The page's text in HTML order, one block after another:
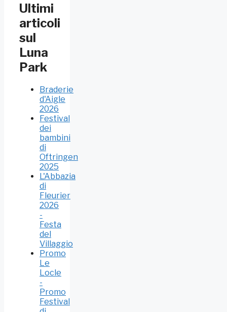
Ultimi
articoli
sul
Luna
Park
Braderie
d'Aigle
2026
Festival
dei
bambini
di
Oftringen
2025
L'Abbazia
di
Fleurier
2026
-
Festa
del
Villaggio
Promo
Le
Locle
-
Promo
Festival